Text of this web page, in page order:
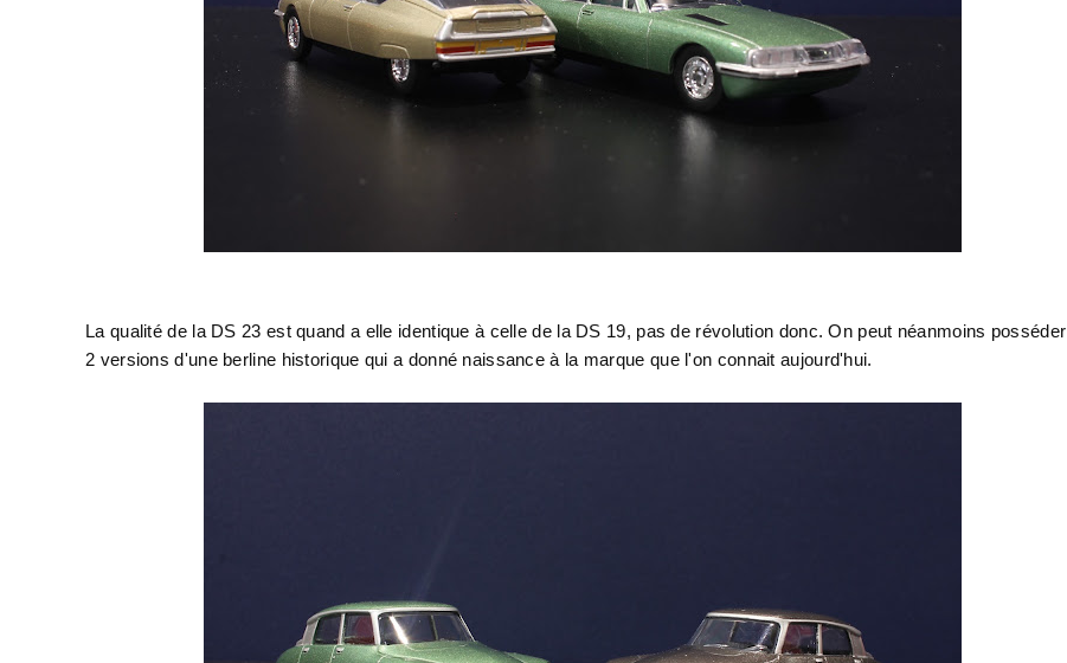
La qualité de la DS 23 est quand a elle identique à celle de la DS 19, pas de révolution donc. On peut néanmoins posséder
2 versions d'une berline historique qui a donné naissance à la marque que l'on connait aujourd'hui.